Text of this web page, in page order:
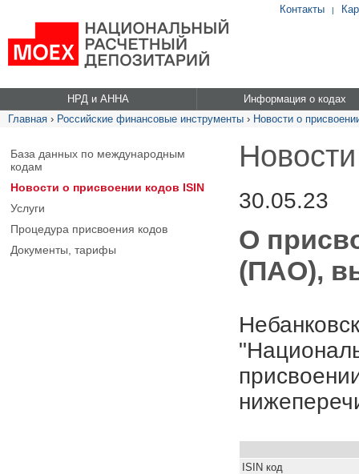
Контакты |
НРД и АННА
Информация о кодах
Главная › Российские финансовые инструменты › Новости о
База данных по международным
кодам
Новости о присвоении кодов ISIN
Услуги
Процедура присвоения кодов
Документы, тарифы
30.05.23
О
(ПАО),
ISIN код